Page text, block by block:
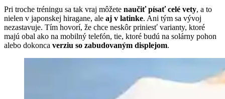
Pri troche tréningu sa tak vraj môžete naučiť písať celé vety, a to
nielen v japonskej hiragane, ale aj v latinke. Ani tým sa vývoj
nezastavuje. Tím hovorí, že chce neskôr priniesť varianty, ktoré
majú obal ako na mobilný telefón, tie, ktoré budú na solárny pohon
alebo dokonca verziu so zabudovaným displejom.